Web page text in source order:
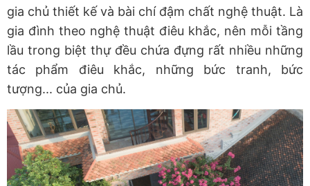
gia chủ thiết kế và bài chí đậm chất nghệ thuật. Là
gia đình theo nghệ thuật điêu khắc, nên mỗi tầng
lầu trong biệt thự đều chứa đựng rất nhiều những
tác phẩm điêu khắc, những bức tranh, bức
tượng... của gia chủ.